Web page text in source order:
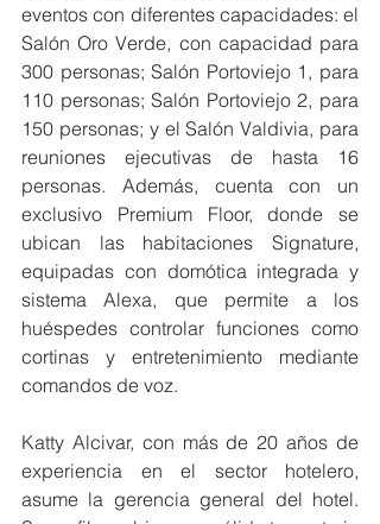
eventos con diferentes capacidades: el
Salón Oro Verde, con capacidad para
300 personas; Salón Portoviejo 1, para
110 personas; Salón Portoviejo 2, para
150 personas; y el Salón Valdivia, para
reuniones ejecutivas de hasta 16
personas. Además, cuenta con un
exclusivo Premium Floor, donde se
ubican las habitaciones Signature,
equipadas con domótica integrada y
sistema Alexa, que permite a los
huéspedes controlar funciones como
cortinas y entretenimiento mediante
comandos de voz.
Katty Alcivar, con más de 20 años de
experiencia en el sector hotelero,
asume la gerencia general del hotel.